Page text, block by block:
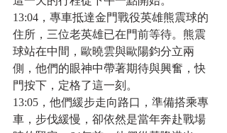
13:04，專車抵達金門戰役英雄熊震球的
住所，三位老英雄已在門前等待。熊震
球站在中間，歐曉雲與歐陽鈞分立兩
側，他們的眼神中帶著期待與興奮，快
門按下，定格了這一刻。
13:05，他們緩步走向路口，準備搭乘專
車，步伐緩慢，卻依然是當年奔赴戰場